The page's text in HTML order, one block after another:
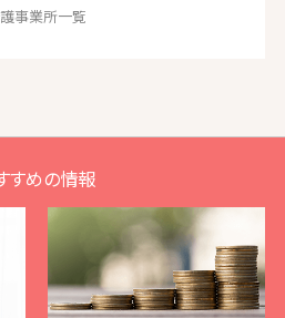
事業所一覧
すめの情報